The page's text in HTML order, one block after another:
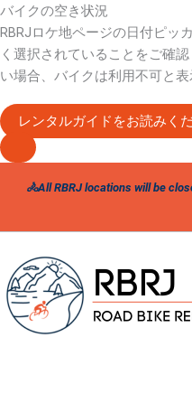
バイクの空き状況
RBRJロケ地ページの日付ピッ
く選択されていることをご確
い場合、バイクは利用不可と
レンタルガイドをお読みくだ
ス
ッ
プ
🚴All RBRJ locations will be